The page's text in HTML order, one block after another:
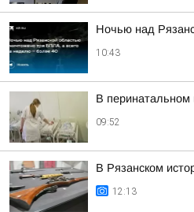
Ночью над
10:43
В перинатальном
09:52
В Рязанском
12:13